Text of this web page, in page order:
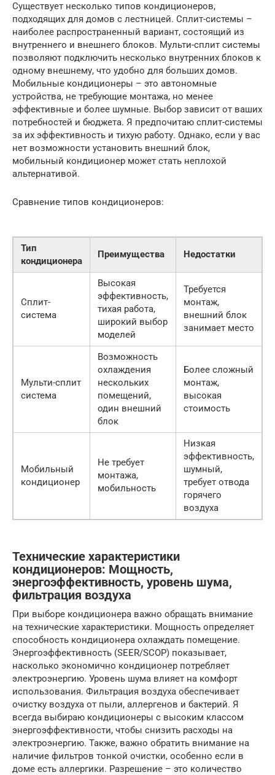
Существует несколько типов кондиционеров,
подходящих для домов с лестницей. Сплит-системы –
наиболее распространенный вариант, состоящий из
внутреннего и внешнего блоков. Мульти-сплит системы
позволяют подключить несколько внутренних блоков к
одному внешнему, что удобно для больших домов.
Мобильные кондиционеры – это автономные
устройства, не требующие монтажа, но менее
эффективные и более шумные. Выбор зависит от ваших
потребностей и бюджета. Я предпочитаю сплит-системы
за их эффективность и тихую работу. Однако, если у вас
нет возможности установить внешний блок,
мобильный кондиционер может стать неплохой
альтернативой.
Сравнение типов кондиционеров:
Тип
кондиционера
Преимущества Недостатки
Сплит-
система
Высокая
эффективность,
тихая работа,
широкий выбор
моделей
Требуется
монтаж,
внешний блок
занимает место
Мульти-сплит
система
Возможность
охлаждения
нескольких
помещений,
один внешний
блок
Более сложный
монтаж,
высокая
стоимость
Мобильный
кондиционер
Не требует
монтажа,
мобильность
Низкая
эффективность,
шумный,
требует отвода
горячего
воздуха
Технические характеристики
кондиционеров: Мощность,
энергоэффективность, уровень шума,
фильтрация воздуха
При выборе кондиционера важно обращать внимание
на технические характеристики. Мощность определяет
способность кондиционера охлаждать помещение.
Энергоэффективность (SEER/SCOP) показывает,
насколько экономично кондиционер потребляет
электроэнергию. Уровень шума влияет на комфорт
использования. Фильтрация воздуха обеспечивает
очистку воздуха от пыли, аллергенов и бактерий. Я
всегда выбираю кондиционеры с высоким классом
энергоэффективности, чтобы снизить расходы на
электроэнергию. Также, важно обратить внимание на
наличие фильтров тонкой очистки, особенно если в
доме есть аллергики. Разрешение – это количество